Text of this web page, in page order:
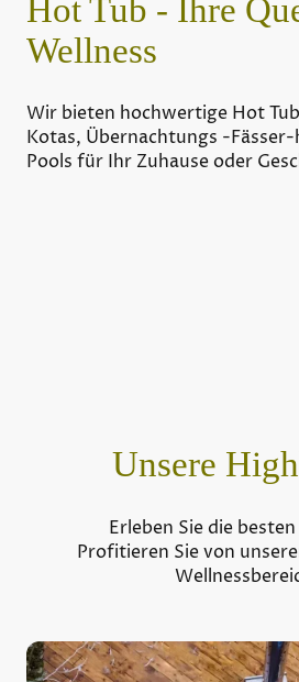
Hot Tub - Ihre
Wellness
Wir bieten hochwertige Hot
Kotas, Übernachtungs -
Pools für Ihr Zuhause oder
Unsere
Erleben Sie die
Profitieren Sie von